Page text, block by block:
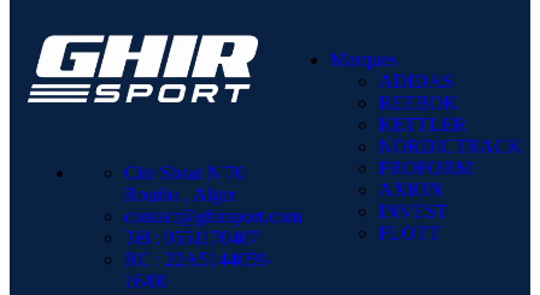
Cite Sbaat N'70
Rouiba , Alger
contact@ghirsport.com
Tél : 0551170407
RC : 22A5144059-
16/00
Marques
ADIDAS
REEBOK
KETTLER
NORDICTRACK
PROFORM
AXION
INVEST
FLOTT